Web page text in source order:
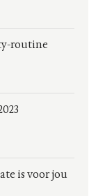
routine
is voor jou